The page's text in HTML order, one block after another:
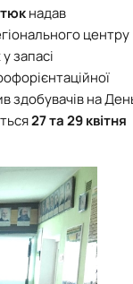
надав
центру
запасі
здобувачів на
27 та 29 квітня